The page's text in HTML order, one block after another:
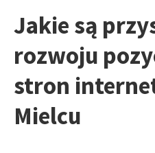
Jakie są
rozwoju
stron
Mielcu